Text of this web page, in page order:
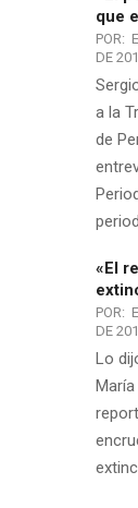
que
POR:
DE
a la
de
«El
POR:
DE
Lo